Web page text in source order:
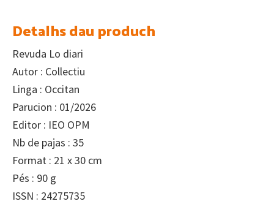
Detalhs dau produch
Revuda Lo diari
Autor : Collectiu
Linga : Occitan
Parucion : 01/2026
Editor : IEO OPM
Nb de pajas : 35
Format : 21 x 30 cm
Pés : 90 g
ISSN : 24275735